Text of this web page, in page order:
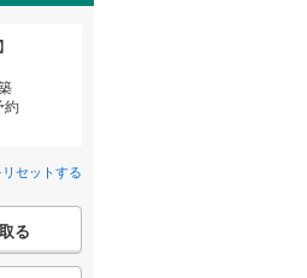
約
セットする
る
する
する
する
する
する
する